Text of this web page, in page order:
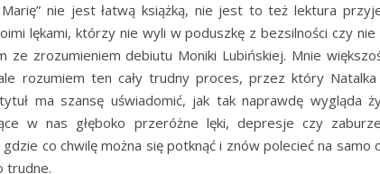
nie jest łatwą książką, nie jest to też lektura
lękami, którzy nie wyli w poduszkę z bezsilności czy nie
zrozumieniem debiutu Moniki Lubińskiej. Mnie
rozumiem ten cały trudny proces, przez który
ma szansę uświadomić, jak tak naprawdę wygląda
w nas głęboko przeróżne lęki, depresje czy
co chwilę można się potknąć i znów polecieć na samo
trudne.